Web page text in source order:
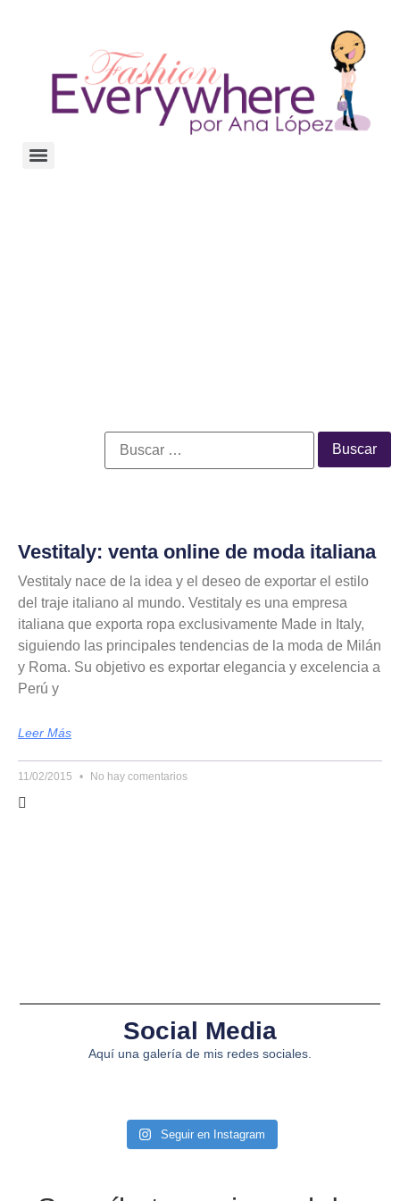
Vestitaly: venta online de moda italiana
Vestitaly nace de la idea y el deseo de exportar el estilo
del traje italiano al mundo. Vestitaly es una empresa
italiana que exporta ropa exclusivamente Made in Italy,
siguiendo las principales tendencias de la moda de Milán
y Roma. Su objetivo es exportar elegancia y excelencia a
Perú y
Leer Más
11/02/2015 No hay comentarios
Social Media
Aquí una galería de mis redes sociales.
Seguir en Instagram